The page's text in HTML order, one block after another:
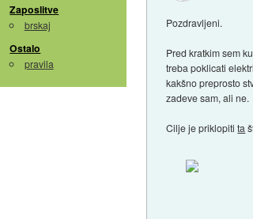
Zaposlitve
brskaj
Ostalo
pravila
Pozdravljeni.
Pred kratkim sem
treba poklicati
kakšno preprosto
zadeve sam, ali ne.
Cilje je priklopitita